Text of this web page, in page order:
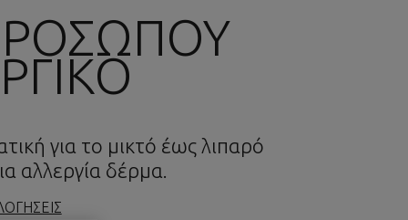
για το μικτό έως λιπαρό
αλλεργία δέρμα.